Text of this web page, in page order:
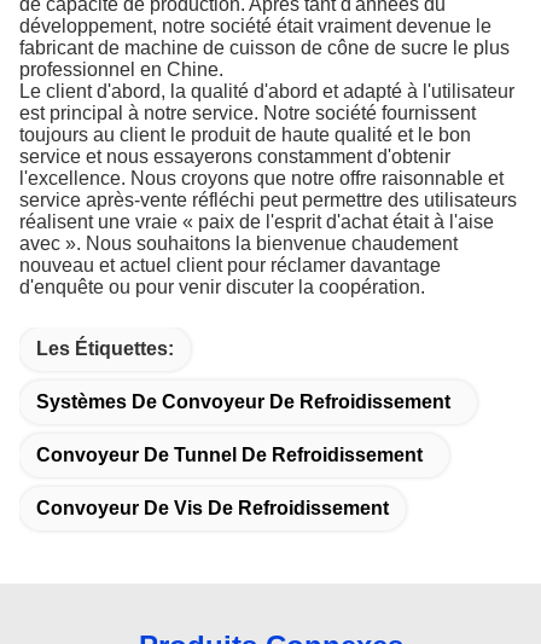
de capacité de production. Après tant d'années du
développement, notre société était vraiment devenue le
fabricant de machine de cuisson de cône de sucre le plus
professionnel en Chine.
Le client d'abord, la qualité d'abord et adapté à l'utilisateur
est principal à notre service. Notre société fournissent
toujours au client le produit de haute qualité et le bon
service et nous essayerons constamment d'obtenir
l'excellence. Nous croyons que notre offre raisonnable et
service après-vente réfléchi peut permettre des utilisateurs
réalisent une vraie « paix de l'esprit d'achat était à l'aise
avec ». Nous souhaitons la bienvenue chaudement
nouveau et actuel client pour réclamer davantage
d'enquête ou pour venir discuter la coopération.
Les Étiquettes:
Systèmes De Convoyeur De Refroidissement
Convoyeur De Tunnel De Refroidissement
Convoyeur De Vis De Refroidissement